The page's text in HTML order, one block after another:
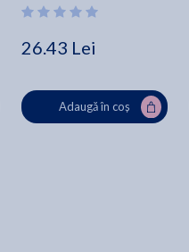
26.43 Lei
Adaugă în coș